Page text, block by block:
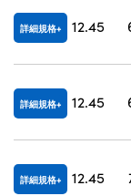
詳細規格 12.45
詳細規格 12.45
詳細規格 12.45